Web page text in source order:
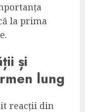
la prima
și
lung
reacții din